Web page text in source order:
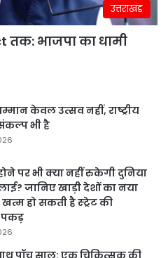
उत्तराखंड
तक: भाजपा का धामी
केवल उत्सव नहीं, राष्ट्रीय
भी है
पर भी क्या नहीं रुकेगी दुनिया
जानिए खाड़ी देशों का नया
हो सकती है स्ट्रेट की
पकड़
पॉच साल: एक चिकित्सक की